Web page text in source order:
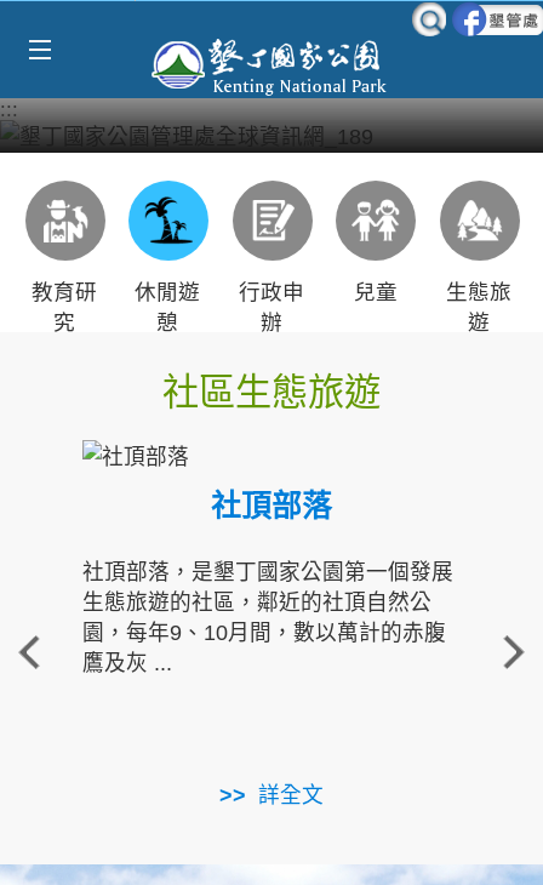
:::
教育研
究
休閒遊
憩
行政申
辦
兒童
生態旅
遊
社區生態旅遊
社頂部落
社頂部落，是墾丁國家公園第一個發展
生態旅遊的社區，鄰近的社頂自然公
園，每年9、10月間，數以萬計的赤腹
鷹及灰 ...
詳全文
重
走進